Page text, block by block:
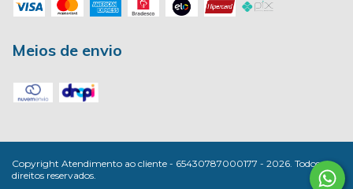
Meios de envio
Copyright Atendimento ao cliente - 65430787000177 - 2026. Todos os
direitos reservados.